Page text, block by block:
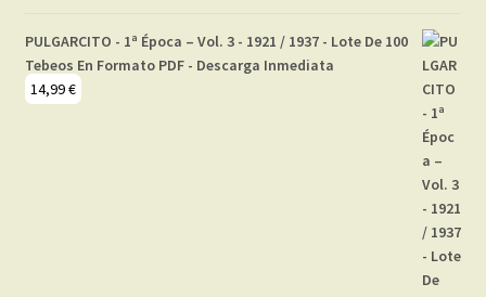
PULGARCITO - 1ª Época – Vol. 3 - 1921 / 1937 - Lote De 100
Tebeos En Formato PDF - Descarga Inmediata
14,99€